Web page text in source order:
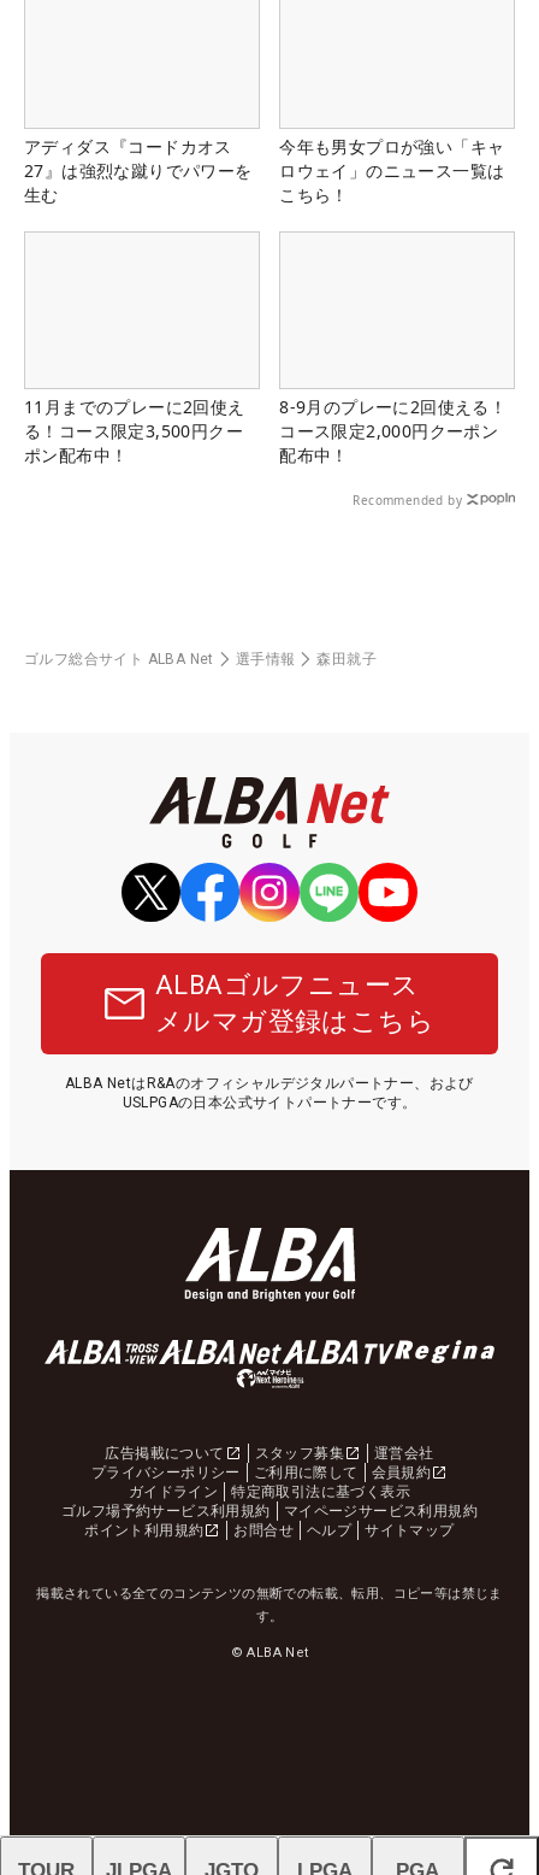
アディダス『コードカオス
27』は強烈な蹴りでパワーを
生む
今年も男女プロが強い「キャ
ロウェイ」のニュース一覧は
こちら！
11月までのプレーに2回使え
る！コース限定3,500円クー
ポン配布中！
8-9月のプレーに2回使える！
コース限定2,000円クーポン
配布中！
Recommended by
ゴルフ総合サイト ALBA Net 選手情報 森田就子
ALBAゴルフニュース
メルマガ登録はこちら
ALBA NetはR&Aのオフィシャルデジタルパートナー、および
USLPGAの日本公式サイトパートナーです。
広告掲載について スタッフ募集
運営会社
プライバシーポリシー
ご利用に際して
会員規約
ガイドライン
特定商取引法に基づく表示
ゴルフ場予約サービス利用規約
マイページサービス利用規約
ポイント利用規約
お問合せ ヘルプ サイトマップ
掲載されている全てのコンテンツの無断での転載、転用、コピー等は禁じま
す。
© ALBA Net
TOUR JLPGA JGTO LPGA PGA